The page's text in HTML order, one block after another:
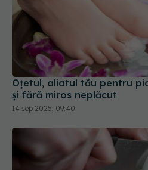
Oțetul, aliatul tău pentru
și fără miros neplăcut
14 sep 2025, 09:40